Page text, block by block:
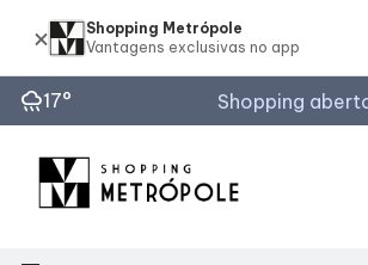
rainy17° Shopping
Horários de Funcionamento
Shopping Metrópole